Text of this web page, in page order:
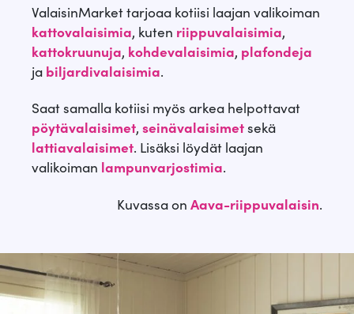
ValaisinMarket tarjoaa kotiisi laajan valikoiman
kattovalaisimia, kuten riippuvalaisimia,
kattokruunuja, kohdevalaisimia, plafondeja
ja biljardivalaisimia.
Saat samalla kotiisi myös arkea helpottavat
pöytävalaisimet, seinävalaisimetsekä
lattiavalaisimet. Lisäksi löydät laajan
valikoiman lampunvarjostimia.
Kuvassa on Aava-riippuvalaisin.